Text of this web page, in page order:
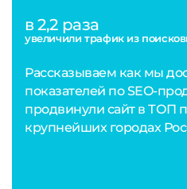
в 2,2 раза
увеличили трафик из
Рассказываем как мы
показателей по SEO-
продвинули сайт в ТОП
крупнейших городах